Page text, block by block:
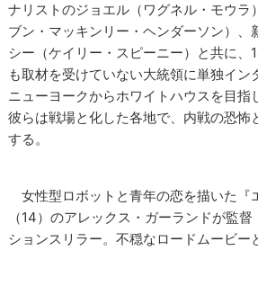
ナリストのジョエル（ワグネル・モウラ
ブン・マッキンリー・ヘンダーソン）、
シー（ケイリー・スピーニー）と共に、
も取材を受けていない大統領に単独イン
ニューヨークからホワイトハウスを目指
彼らは戦場と化した各地で、内戦の恐怖
する。
女性型ロボットと青年の恋を描いた『
（14）のアレックス・ガーランドが監
ションスリラー。不穏なロードムービー